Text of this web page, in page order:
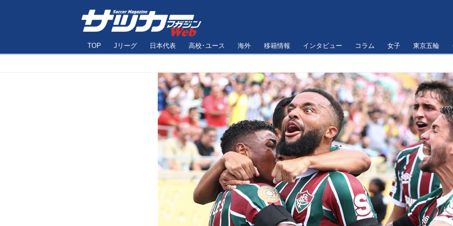
TOP Jリーグ 日本代表 高校･ユース 海外 移籍情報 インタビュー コラム 女子 東京五輪